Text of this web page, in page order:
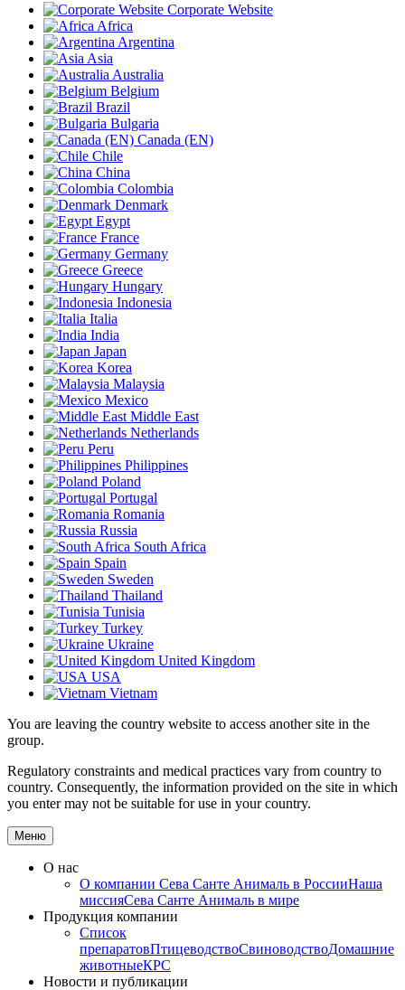
Corporate Website
Africa
Argentina
Asia
Australia
Belgium
Brazil
Bulgaria
Canada (EN)
Chile
China
Colombia
Denmark
Egypt
France
Germany
Greece
Hungary
Indonesia
Italia
India
Japan
Korea
Malaysia
Mexico
Middle East
Netherlands
Peru
Philippines
Poland
Portugal
Romania
Russia
South Africa
Spain
Sweden
Thailand
Tunisia
Turkey
Ukraine
United Kingdom
USA
Vietnam
You are leaving the country website to access another site in the
group.
Regulatory constraints and medical practices vary from country to
country. Consequently, the information provided on the site in which
you enter may not be suitable for use in your country.
Меню
О нас
О компании Сева Санте Анималь в РоссииНаша
миссияСева Санте Анималь в мире
Продукция компании
Список
препаратовПтицеводствоСвиноводствоДомашние
животныеКРС
Новости и публикации